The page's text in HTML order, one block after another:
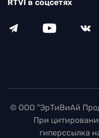
RTVI в соцсетях
© ООО "ЭрТиВиАй
При
гиперссылка